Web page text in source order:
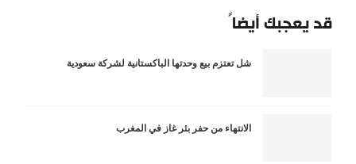
قد يعجبك أيضاً
شل تعتزم بيع وحدتها الباكستانية لشركة سعودية
الانتهاء من حفر بئر غاز في المغرب